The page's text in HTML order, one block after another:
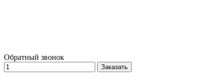
Обратный звонок
Заказать